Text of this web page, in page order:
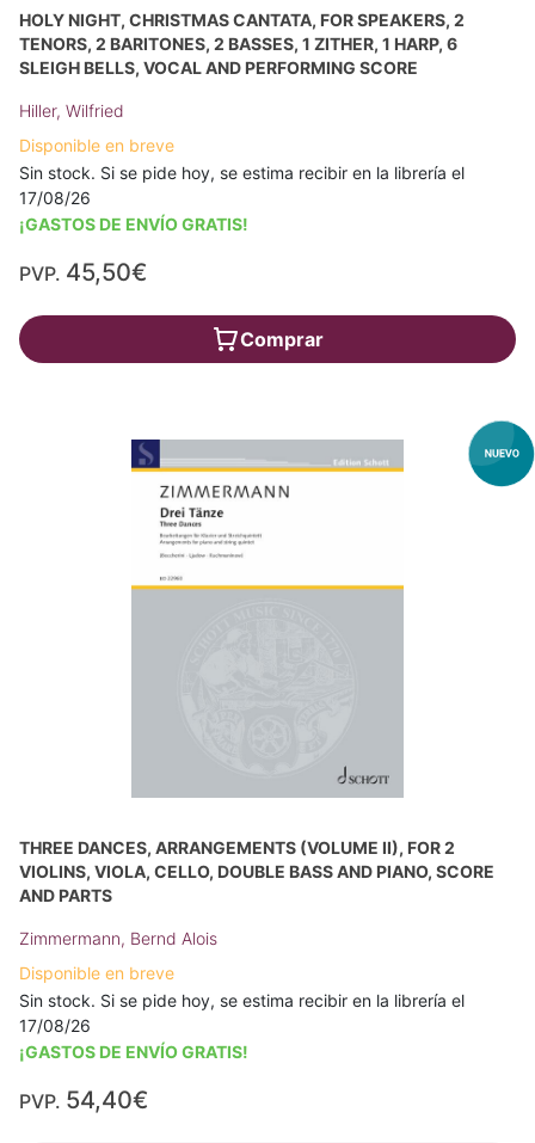
HOLY NIGHT, CHRISTMAS CANTATA, FOR SPEAKERS, 2
TENORS, 2 BARITONES, 2 BASSES, 1 ZITHER, 1 HARP, 6
SLEIGH BELLS, VOCAL AND PERFORMING SCORE
Hiller, Wilfried
Disponible en breve
Sin stock. Si se pide hoy, se estima recibir en la librería el
17/08/26
¡GASTOS DE ENVÍO GRATIS!
PVP. 45,50€
Comprar
THREE DANCES, ARRANGEMENTS (VOLUME II), FOR 2
VIOLINS, VIOLA, CELLO, DOUBLE BASS AND PIANO, SCORE
AND PARTS
Zimmermann, Bernd Alois
Disponible en breve
Sin stock. Si se pide hoy, se estima recibir en la librería el
17/08/26
¡GASTOS DE ENVÍO GRATIS!
PVP. 54,40€